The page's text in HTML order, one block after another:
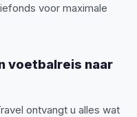
voor maximale
voetbalreis naar
ontvangt u alles wat